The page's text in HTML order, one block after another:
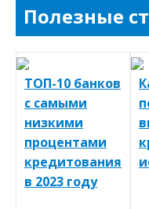
Полезные
ТОП-10 банков
с самыми
низкими
процентами
кредитования
в 2023 году